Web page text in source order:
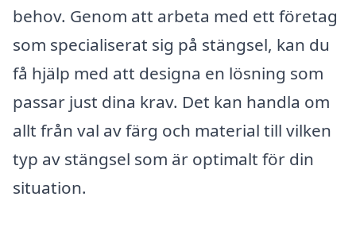
behov. Genom att arbeta med ett företag
som specialiserat sig på stängsel, kan du
få hjälp med att designa en lösning som
passar just dina krav. Det kan handla om
allt från val av färg och material till vilken
typ av stängsel som är optimalt för din
situation.